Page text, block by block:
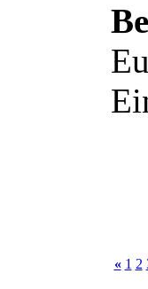
« 1 2